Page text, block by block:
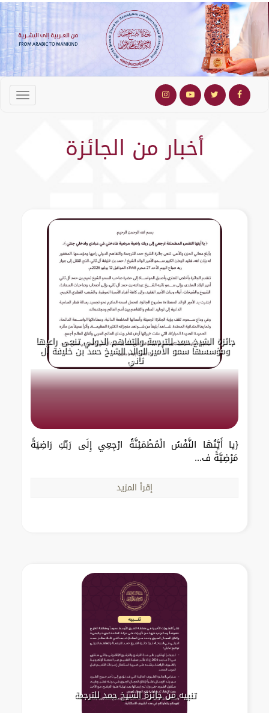
أخبار من الجائزة
جائزة الشيخ حمد للترجمة والتفاهم الدولي تنعى راعيها
ومؤسسها سمو الأمير الوالد الشيخ حمد بن خليفة آل
ثاني
{يا أَيَّتُهَا النَّفْسُ الْمُطْمَئِنَّةُ ارْجِعِي إِلَى رَبِّكِ رَاضِيَةً
مَرْضِيَّةً ف...
إقرأ المزيد
تنبيه من جائزة الشيخ حمد للترجمة